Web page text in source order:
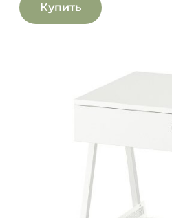
Купить